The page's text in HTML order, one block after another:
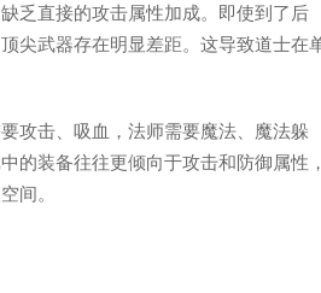
乏直接的攻击属性加成。即使到了后
尖武器存在明显差距。这导致道士在
攻击、吸血，法师需要魔法、魔法躲
的装备往往更倾向于攻击和防御属性，
间。